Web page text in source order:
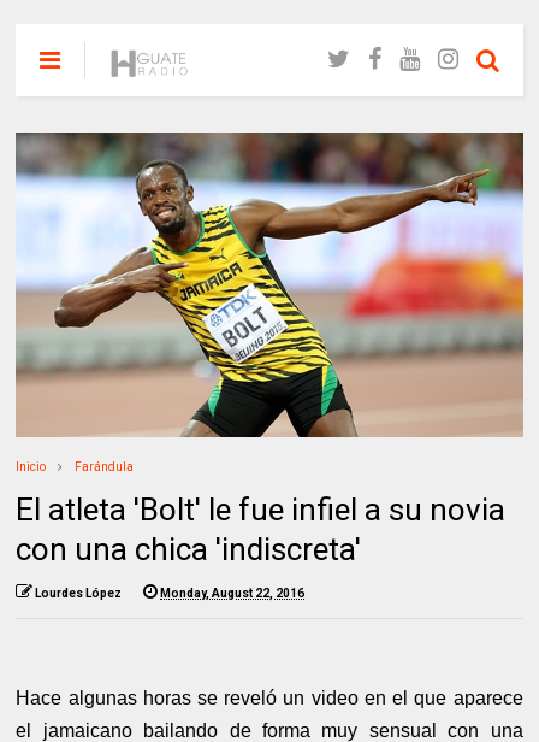
Inicio Farándula
El atleta 'Bolt' le fue infiel a su novia
con una chica 'indiscreta'
Lourdes López Monday, August 22, 2016
Hace algunas horas se reveló un video en el que aparece
el jamaicano bailando de forma muy sensual con una